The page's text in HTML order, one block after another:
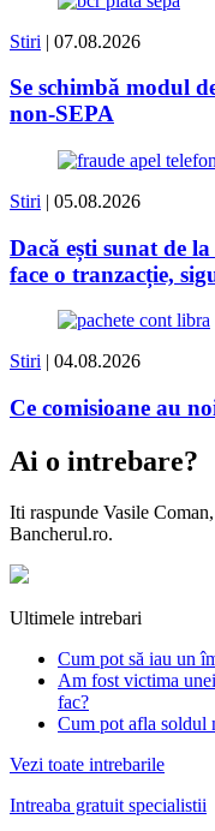
Stiri | 07.08.2026
Se schimbă modul
non-SEPA
Stiri | 05.08.2026
Dacă ești sunat de
face o tranzacție,
Stiri | 04.08.2026
Ce comisioane au
Ai o intrebare?
Iti raspunde Vasile Coman
Bancherul.ro.
Ultimele intrebari
Cum pot să iau un
Am fost victima
fac?
Cum pot afla soldul
Vezi toate intrebarile
Intreaba gratuit specialistii